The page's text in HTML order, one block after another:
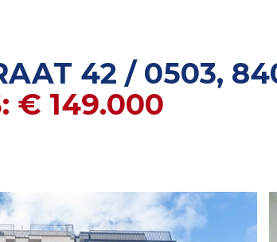
42 / 0503,
€ 149.000